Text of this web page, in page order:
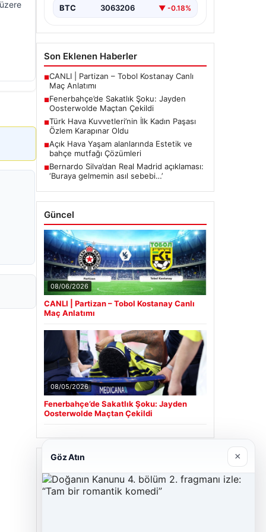
BTC 3063206 ▼ -0.18%
Son Eklenen Haberler
■CANLI | Partizan – Tobol Kostanay Canlı
Maç Anlatımı
■Fenerbahçe’de Sakatlık Şoku: Jayden
Oosterwolde Maçtan Çekildi
■Türk Hava Kuvvetleri’nin İlk Kadın Paşası
Özlem Karapınar Oldu
■Açık Hava Yaşam alanlarında Estetik ve
bahçe mutfağı Çözümleri
■Bernardo Silva’dan Real Madrid açıklaması:
‘Buraya gelmemin asıl sebebi…’
Güncel
08/06/2026
CANLI | Partizan – Tobol Kostanay Canlı
Maç Anlatımı
08/05/2026
Fenerbahçe’de Sakatlık Şoku: Jayden
Oosterwolde Maçtan Çekildi
Son Eklenen Firmalar
Cengiz Sigorta
Göz Atın ×